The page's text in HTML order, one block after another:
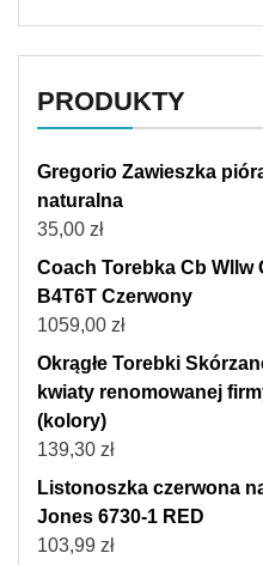
PRODUKTY
Gregorio Zawieszka
naturalna
35,00 zł
Coach Torebka Cb Wllw
B4T6T Czerwony
1059,00 zł
Okrągłe Torebki
kwiaty renomowanej
(kolory)
139,30 zł
Listonoszka czerwona
Jones 6730-1 RED
103,99 zł